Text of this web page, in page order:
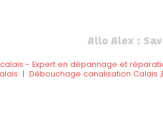
Allo Alex :
- Expert en dépannage et
| Débouchage canalisation Calais